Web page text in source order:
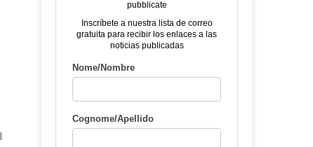
pubblicate
Inscríbete a nuestra lista de correo
gratuita para recibir los enlaces a las
noticias publicadas
Nome/Nombre
Cognome/Apellido